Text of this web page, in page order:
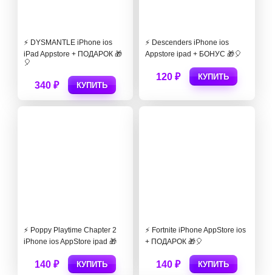
⚡️ DYSMANTLE iPhone ios
iPad Appstore + ПОДАРОК 🎁
🎈
340 ₽ КУПИТЬ
⚡️ Descenders iPhone ios
Appstore ipad + БОНУС 🎁🎈
120 ₽ КУПИТЬ
⚡️ Poppy Playtime Chapter 2
iPhone ios AppStore ipad 🎁
140 ₽ КУПИТЬ
⚡️ Fortnite iPhone AppStore ios
+ ПОДАРОК 🎁🎈
140 ₽ КУПИТЬ